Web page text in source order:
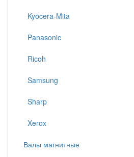
Kyocera-Mita
Panasonic
Ricoh
Samsung
Sharp
Xerox
Валы магнитные